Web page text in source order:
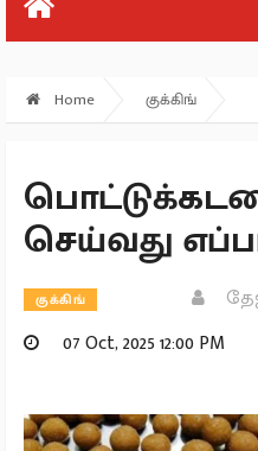
Home குக்கிங்
செய்வது
குக்கிங்
07 Oct, 2025 12:00 PM